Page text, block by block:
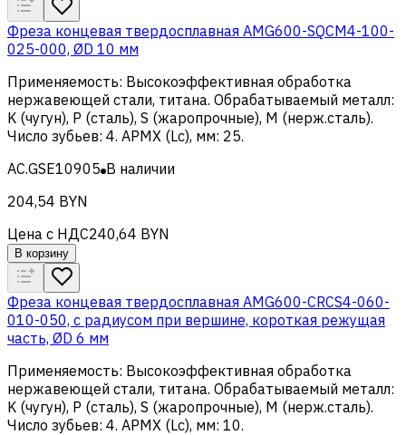
Фреза концевая твердосплавная AMG600-SQCM4-100-
025-000, ØD 10 мм
Применяемость: Высокоэффективная обработка
нержавеющей стали, титана. Обрабатываемый металл:
K (чугун), Р (сталь), S (жаропрочные), M (нерж.сталь).
Число зубьев: 4. APMX (Lc), мм: 25.
AC.GSE10905 В наличии
204,54 BYN
Цена с НДС240,64 BYN
В корзину
Фреза концевая твердосплавная AMG600-CRCS4-060-
010-050, с радиусом при вершине, короткая режущая
часть, ØD 6 мм
Применяемость: Высокоэффективная обработка
нержавеющей стали, титана. Обрабатываемый металл:
K (чугун), Р (сталь), S (жаропрочные), M (нерж.сталь).
Число зубьев: 4. APMX (Lc), мм: 10.